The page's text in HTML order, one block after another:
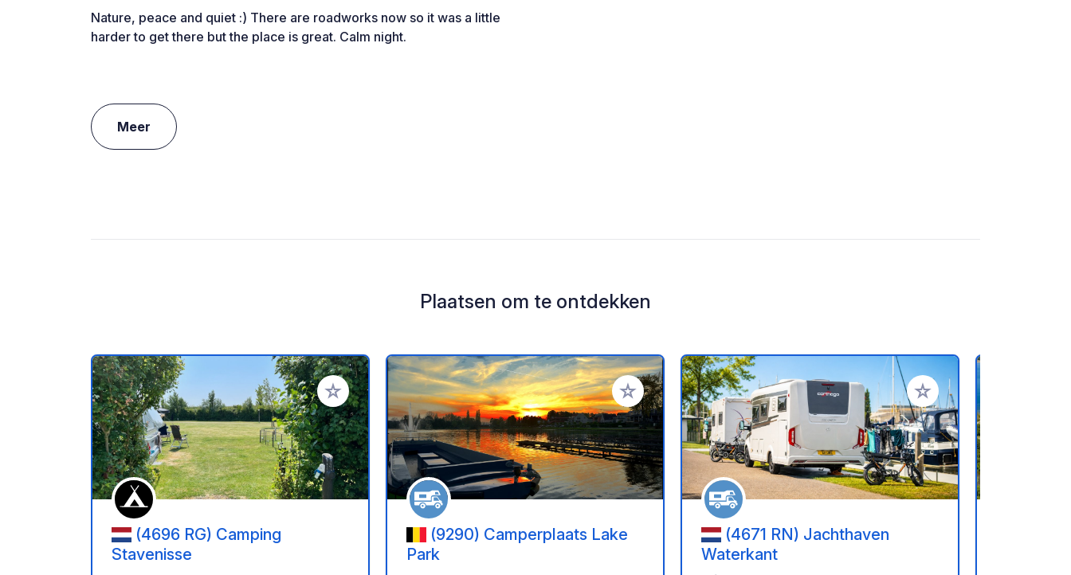
Nature, peace and quiet :) There are roadworks now so it was a little
harder to get there but the place is great. Calm night.
Meer
Plaatsen om te ontdekken
Voeg toe aan je favorieten
(4696 RG) Camping
Stavenisse
Voeg toe aan je favorieten
(9290) Camperplaats Lake
Park
Voeg toe aan je favorieten
(4671 RN) Jachthaven
Waterkant